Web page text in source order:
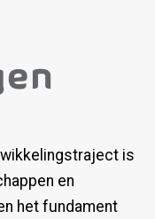
is
en
het fundament